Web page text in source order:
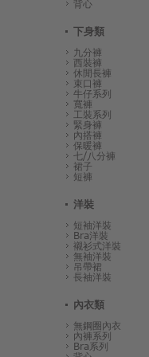
背心
下身類
九分褲
西裝褲
休閒長褲
束口褲
牛仔系列
寬褲
工裝系列
緊身褲
內搭褲
保暖褲
七/八分褲
裙子
短褲
洋裝
短袖洋裝
Bra洋裝
襯衫式洋裝
無袖洋裝
吊帶裙
長袖洋裝
內衣類
無鋼圈內衣
內褲系列
Bra系列